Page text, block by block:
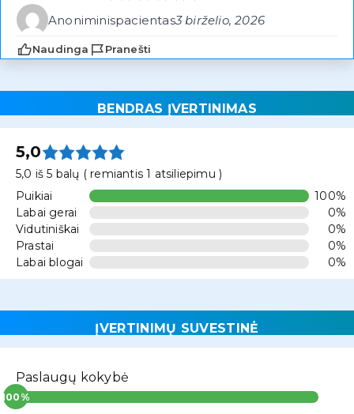
Anoniminispacientas3 birželio, 2026
Naudinga Pranešti
BENDRAS ĮVERTINIMAS
5,0
5,0 iš 5 balų ( remiantis 1 atsiliepimu )
Puikiai
100%
Labai gerai
0%
Vidutiniškai
0%
Prastai
0%
Labai blogai
0%
ĮVERTINIMŲ SUVESTINĖ
Paslaugų kokybė